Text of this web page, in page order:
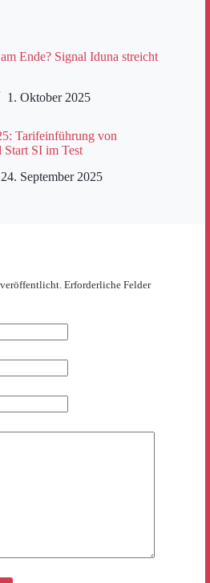
Ende? Signal Iduna streicht
1. Oktober 2025
Tarifeinführung von
SI im Test
24. September 2025
Erforderliche Felder